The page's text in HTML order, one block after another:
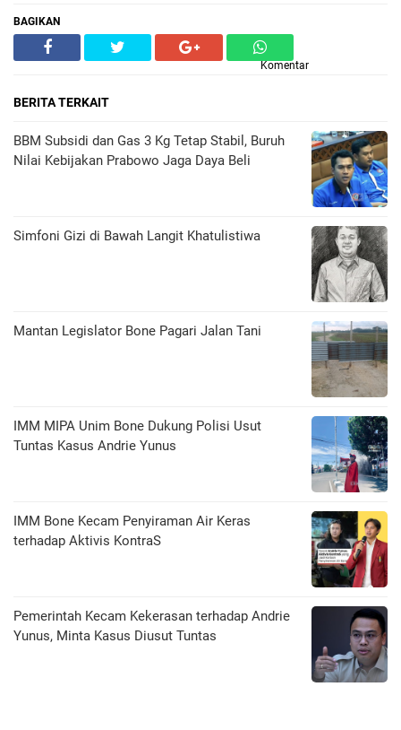
BAGIKAN
Komentar
BERITA TERKAIT
BBM Subsidi dan Gas 3 Kg Tetap Stabil, Buruh
Nilai Kebijakan Prabowo Jaga Daya Beli
​Simfoni Gizi di Bawah Langit Khatulistiwa
Mantan Legislator Bone Pagari Jalan Tani
IMM MIPA Unim Bone Dukung Polisi Usut
Tuntas Kasus Andrie Yunus
IMM Bone Kecam Penyiraman Air Keras
terhadap Aktivis KontraS
Pemerintah Kecam Kekerasan terhadap Andrie
Yunus, Minta Kasus Diusut Tuntas